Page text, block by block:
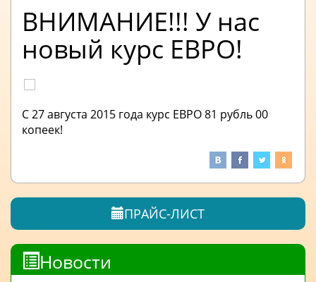
ВНИМАНИЕ!!! У нас
новый курс ЕВРО!
С 27 августа 2015 года курс ЕВРО 81 рубль 00
копеек!
ПРАЙС-ЛИСТ
Новости